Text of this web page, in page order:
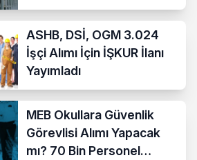
ASHB, DSİ, OGM 3.024
İşçi Alımı İçin İŞKUR İlanı
Yayımladı
MEB Okullara Güvenlik
Görevlisi Alımı Yapacak
mı? 70 Bin Personel